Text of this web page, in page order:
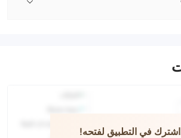
اشترك في التطبيق لفتحه!